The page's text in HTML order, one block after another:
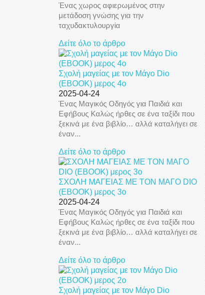
Ένας χωρος αφιερωμένος στην
μετάδοση γνώσης για την
ταχυδακτυλουργία
Δείτε όλο το άρθρο
Σχολή μαγείας με τον Μάγο Dio
(EBOOK) μερος 4ο
2025-04-24
Ένας Μαγικός Οδηγός για Παιδιά και
Εφήβους Καλώς ήρθες σε ένα ταξίδι που
ξεκινά με ένα βιβλίο… αλλά καταλήγει σε
έναν...
Δείτε όλο το άρθρο
ΣΧΟΛΗ ΜΑΓΕΙΑΣ ΜΕ ΤΟΝ ΜΑΓΟ DIO
(EBOOK) μερος 3ο
2025-04-24
Ένας Μαγικός Οδηγός για Παιδιά και
Εφήβους Καλώς ήρθες σε ένα ταξίδι που
ξεκινά με ένα βιβλίο… αλλά καταλήγει σε
έναν...
Δείτε όλο το άρθρο
Σχολή μαγείας με τον Μάγο Dio